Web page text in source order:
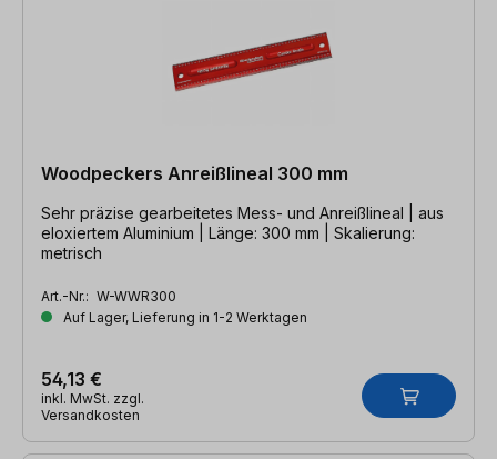
Woodpeckers Anreißlineal 300 mm
Sehr präzise gearbeitetes Mess- und Anreißlineal | aus
eloxiertem Aluminium | Länge: 300 mm | Skalierung:
metrisch
Art.-Nr.: W-WWR300
Auf Lager, Lieferung in 1-2 Werktagen
54,13 €
inkl. MwSt. zzgl.
Versandkosten